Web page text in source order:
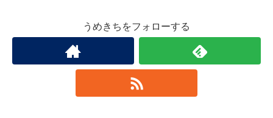
うめきちをフォローする